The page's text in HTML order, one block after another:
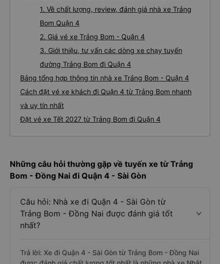
1. Về chất lượng, review, đánh giá nhà xe Trảng
Bom Quận 4
2. Giá vé xe Trảng Bom - Quận 4
3. Giới thiệu, tư vấn các dòng xe chạy tuyến
đường Trảng Bom đi Quận 4
Bảng tổng hợp thông tin nhà xe Trảng Bom - Quận 4
Cách đặt vé xe khách đi Quận 4 từ Trảng Bom nhanh
và uy tín nhất
Đặt vé xe Tết 2027 từ Trảng Bom đi Quận 4
Những câu hỏi thường gặp về tuyến xe từ Trảng
Bom - Đồng Nai đi Quận 4 - Sài Gòn
Câu hỏi: Nhà xe đi Quận 4 - Sài Gòn từ
Trảng Bom - Đồng Nai được đánh giá tốt
nhất?
Trả lời: Xe đi Quận 4 - Sài Gòn từ Trảng Bom - Đồng Nai